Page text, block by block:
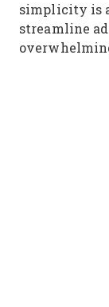
simplicity is
streamline